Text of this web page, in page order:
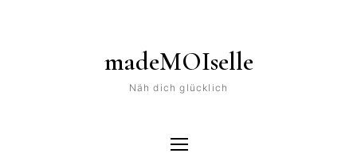
madeMOIselle
Näh dich glücklich